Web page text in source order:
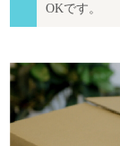
OKです。